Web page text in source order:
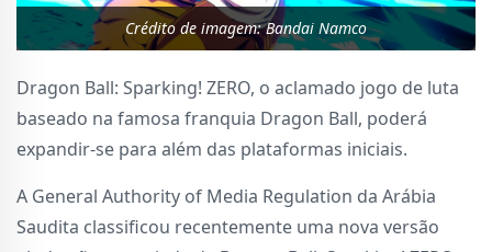
Crédito de imagem: Bandai Namco
Dragon Ball: Sparking! ZERO, o aclamado jogo de luta
baseado na famosa franquia Dragon Ball, poderá
expandir-se para além das plataformas iniciais.
A General Authority of Media Regulation da Arábia
Saudita classificou recentemente uma nova versão